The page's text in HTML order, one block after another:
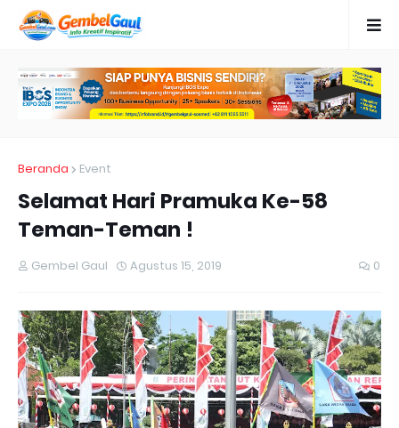
Beranda Event
Selamat Hari Pramuka Ke-58
Teman-Teman !
Gembel Gaul Agustus 15, 2019 0